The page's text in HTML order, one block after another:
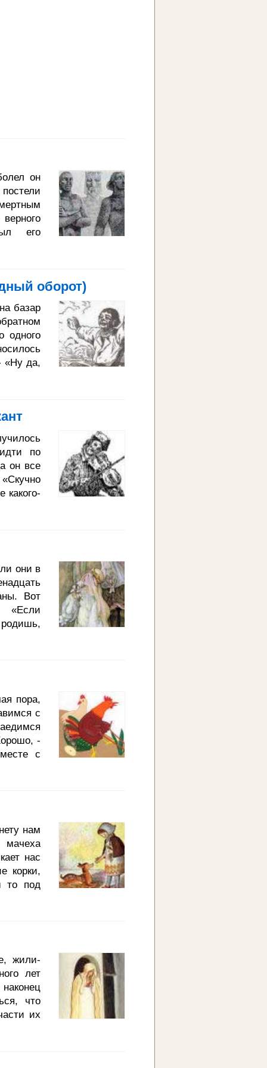
он
его
мой
мне
оборот)
базар
одного
«Ну да,
два!»
меня
то
вы не
по
он все
какого-
гул
чащи.
мне
волк
они в
Вот
было
по его
пора,
с
-
с
так
сделал
нам
мачеха
нас
корки,
то под
о
И
пошел
жили-
лет
что
их